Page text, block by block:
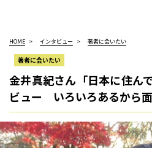
HOME インタビュー 著者に会いたい
著者に会いたい
金井真紀さん「日本に住ん
ビュー いろいろあるから